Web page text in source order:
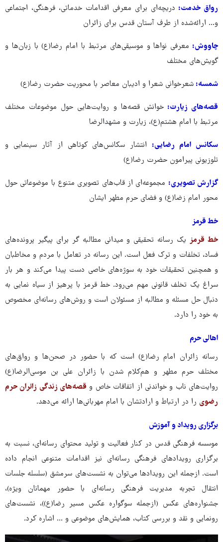
رواق خدمت: دریچه‌ای برای معرفی اقدامات خدماتی، فرهنگی، اجتماعی
و... ارائه‌شده از طرف آستان قدس برای زائران
چاووش: معرفی نواها و موسیقی‌های مرتبط با امام رضا(ع) با زبان‌ها و
گویش‌های مختلف
شمسه: شعرخوانی شعرا و ادیبان معاصر با محوریت حضرت رضا(ع)
قصه‌های زیارت:خوانش قصه‌ها و روایت‌هایی حول موضوعات مختلف
مرتبط با امام هشتم(ع)، زیارت و مشهدالرضا
سکانس امام رضایی: انتشار سکانس‌های کوتاهی از آثار سینمایی و
تلوزیونی پیرامون حضرت رضا(ع)
گزارش تصویری: مجموعه‌ای از قاب‌های تصویری متنوع با موضوعاتی حول
محور امام زضا(ع) و فضای حرم مطهر ایشان
خط قرمز
خط قرمزیک رسانه تحقیقی و میدانی مطالبه گر برای پیگیر پرونده‌های
فساد، تخلفات و ترک فعل است. این رسانه در تعامل با مردم و مخاطبان
و همچنین تحقیقات خود به سوژه‌های خاصی دست پیدا می‌کند و هر بار
سراغ یک تخلف قانونی مهم می‌رود. خط قرمز با پرهیز از سیاه نمایی به
دنبال حل مسئله و مطالبه از مسئولان است و روش‌های رسانه‌ای مخصوص
به خود را دارد.
اهالی حرم
رسانه زائران امام رضا(ع) است که با حضور در صحن‌ها و رواق‌های
مختلف حرم مطهر و هم‌کلام شدن با زائران علی بن موسی‌الرضا(ع)
روایت‌های ناب و خواندنی از اتفاقات خاص و قصه‌های زندگی زائران حرم
رضوی را در ارتباط و ارادتشان با امام مهربانی‌ها ارائه می‌دهد.
برگزاری رویداد و آموزش
موسسه فرهنگی قدس در کنار فعالیت و تولید محتوای رسانه‌ای، نسبت به
برگزاری رویدادهای فرهنگی رسانه‌ای نیز اقدامات متنوعی انجام داده
است. ازجمله این رویدادها می‌توان به نشست‌های سرمشق (سلسله جلسات
انتقال تجربه مدیریت فرهنگی رسانه‌ای با حضور مهمانان ویژه)،
جشنواره‌های عکس (ازجمله سوگواره عکس مسیر رضا(ع))، نشست‌های
رونمایی و نقد و بررسی کتاب، همایش‌های موضوعی و ... اشاره کرد.